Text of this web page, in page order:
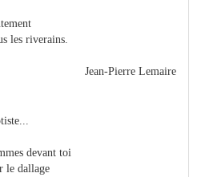
les riverains.
Jean-Pierre Lemaire
devant toi
le dallage